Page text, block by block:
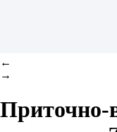
←
→